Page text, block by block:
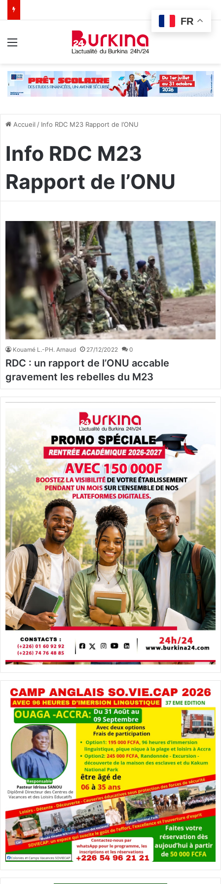
Accueil / Info RDC M23 Rapport de l’ONU
Info RDC M23
Rapport de l’ONU
Kouamé L.-PH. Arnaud 27/12/2022 0
RDC : un rapport de l’ONU accable
gravement les rebelles du M23
FR